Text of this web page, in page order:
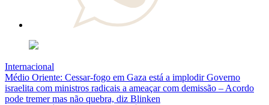
Internacional
Médio Oriente: Cessar-fogo em Gaza está a implodir Governo
israelita com ministros radicais a ameaçar com demissão – Acordo
pode tremer mas não quebra, diz Blinken